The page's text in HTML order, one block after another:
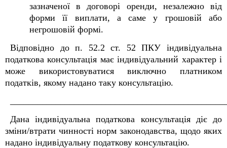
зазначеної в договорі оренди, незалежно від
форми її виплати, а саме у грошовій або
негрошовій формі.
Відповідно до п. 52.2 ст. 52 ПКУ індивідуальна
податкова консультація має індивідуальний характер і
може використовуватися виключно платником
податків, якому надано таку консультацію.
Дана індивідуальна податкова консультація діє до
зміни/втрати чинності норм законодавства, щодо яких
надано індивідуальну податкову консультацію.